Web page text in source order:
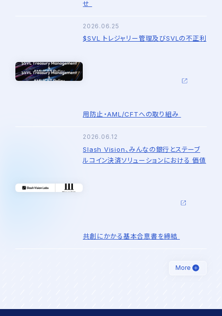
せ
2026.06.25
$SVL トレジャリー管理及びSVLの不正利
用防止・AML/CFTへの取り組み
2026.06.12
Slash Vision、みんなの銀行とステーブ
ルコイン決済ソリューションにおける 価値
共創にかかる基本合意書を締結
More